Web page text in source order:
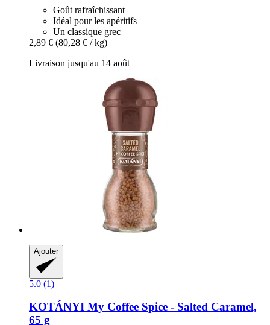
Goût rafraîchissant
Idéal pour les apéritifs
Un classique grec
2,89 € (80,28 € / kg)
Livraison jusqu'au 14 août
Ajouter
5.0 (1)
KOTÁNYI My Coffee Spice -​ Salted Caramel,
65 g